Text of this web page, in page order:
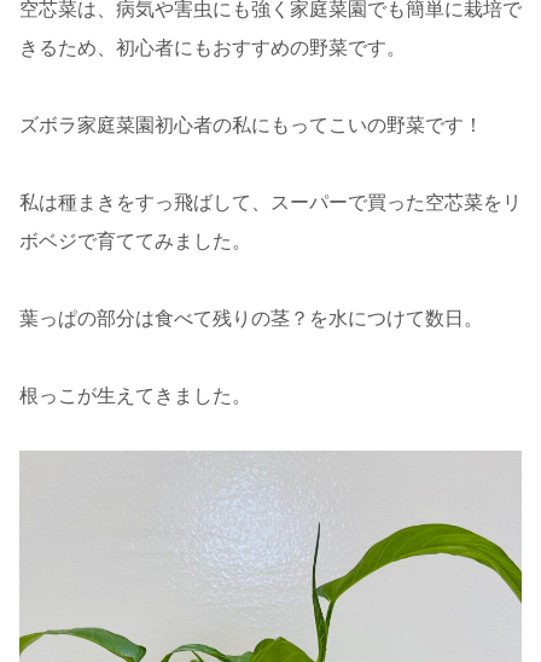
空芯菜は、病気や害虫にも強く家庭菜園でも簡単に栽培で
きるため、初心者にもおすすめの野菜です。
ズボラ家庭菜園初心者の私にもってこいの野菜です！
私は種まきをすっ飛ばして、スーパーで買った空芯菜をリ
ボベジで育ててみました。
葉っぱの部分は食べて残りの茎？を水につけて数日。
根っこが生えてきました。